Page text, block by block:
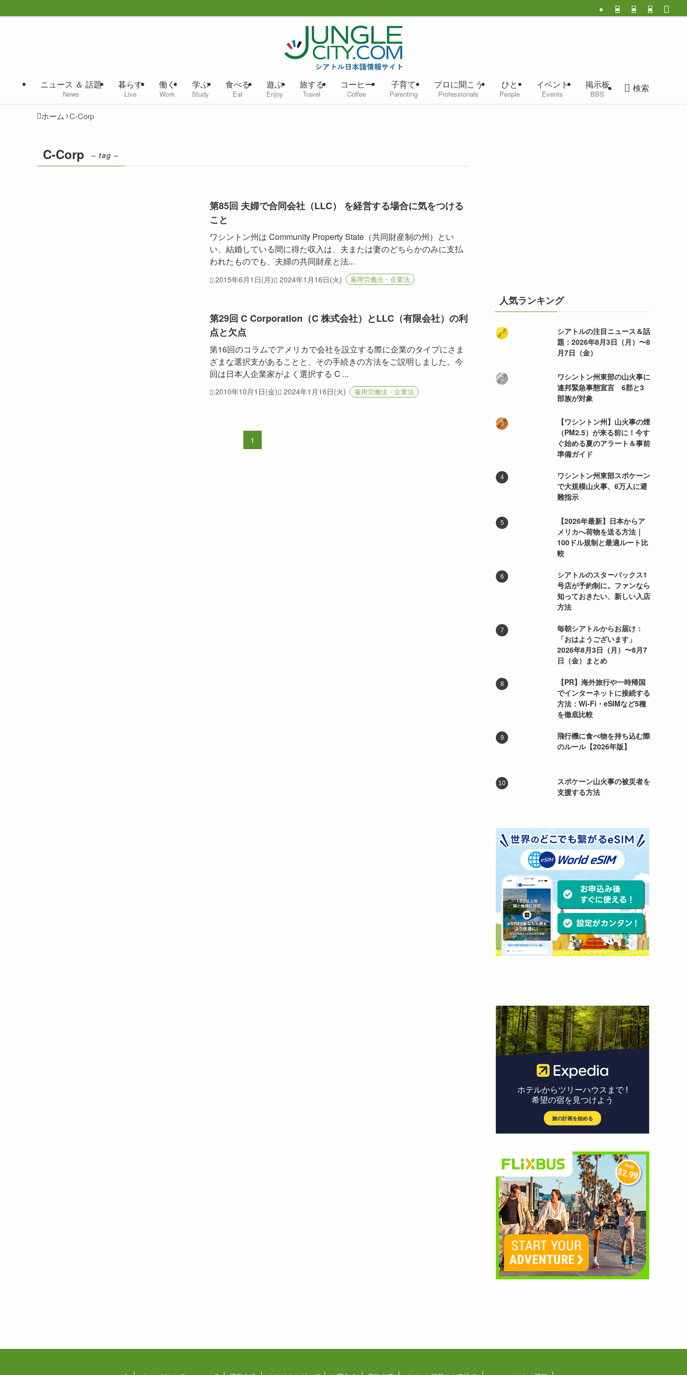
ニュース ＆ 話題
News
暮らす
Live
働く
Work
学ぶ
Study
食べる
Eat
遊ぶ
Enjoy
旅する
Travel
コーヒー
Coffee
子育て
Parenting
プロに聞こう
Professionals
ひと
People
イベント
Events
掲示板
BBS
検索
ホーム C-Corp
C-Corp – tag –
第85回 夫婦で合同会社（LLC） を経営する場合に気をつける
こと
ワシントン州は Community Property State（共同財産制の州）とい
い、結婚している間に得た収入は、夫または妻のどちらかのみに支払
われたものでも、夫婦の共同財産と法...
2015年6月1日(月) 2024年1月16日(火) 雇用労働法・企業法
第29回 C Corporation（C 株式会社）とLLC（有限会社）の利
点と欠点
第16回のコラムでアメリカで会社を設立する際に企業のタイプにさま
ざまな選択支があることと、その手続きの方法をご説明しました。今
回は日本人企業家がよく選択する C ...
2010年10月1日(金) 2024年1月16日(火) 雇用労働法・企業法
1
人気ランキング
シアトルの注目ニュース＆話
題：2026年8月3日（月）〜8
月7日（金）
ワシントン州東部の山火事に
連邦緊急事態宣言 6郡と3
部族が対象
【ワシントン州】山火事の煙
（PM2.5）が来る前に！今す
ぐ始める夏のアラート＆事前
準備ガイド
ワシントン州東部スポケーン
で大規模山火事、6万人に避
難指示
【2026年最新】日本からア
メリカへ荷物を送る方法｜
100ドル規制と最適ルート比
較
シアトルのスターバックス1
号店が予約制に。ファンなら
知っておきたい、新しい入店
方法
毎朝シアトルからお届け：
「おはようございます」
2026年8月3日（月）〜8月7
日（金）まとめ
【PR】海外旅行や一時帰国
でインターネットに接続する
方法：Wi-Fi・eSIMなど5種
を徹底比較
飛行機に食べ物を持ち込む際
のルール【2026年版】
スポケーン山火事の被災者を
支援する方法